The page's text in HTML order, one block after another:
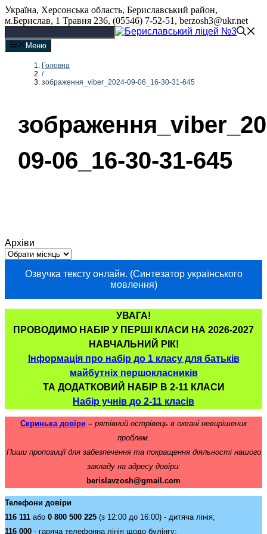
Перейти
до
вмісту
Україна, Херсонська область, Бериславський район,
м.Берислав, 1 Травня 236, (05546) 7-52-51, berzosh3@ukr.net
Меню
Головна
/
зображення_viber_2024-09-06_16-30-31-645
09-06_16-30-31-645
Архіви
Озвучка тексту онлайн. (Синтезатор українського
мовлення)
УВАГА!
ПРОВОДИМО НАБІР У ПЕРШІ КЛАСИ НА 2026-2027
НАВЧАЛЬНИЙ РІК!
Інформація про набір до 1 класу для батьків
майбутніх першокласників
ТА ДОДАТКОВИЙ НАБІР В 2-11 КЛАСИ
Набір учнів до 2-11 класів
Скринька довіри– рятівний острівець в океані невирішених
проблем.
Пиши пропозиції для забезпечення та покращення діяльності нашого
закладу на адресу довіри:
berislavzosh@gmail.com
Телефони довіри
116 111 або 0 800 500 225 (з 12:00 до 16:00) - дитяча лінія;
116 000 - гаряча телефонна лінія щодо булінгу;